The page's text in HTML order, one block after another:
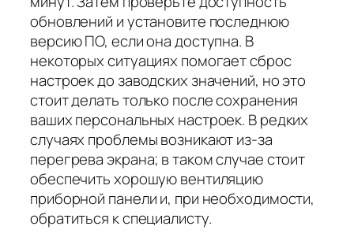
обновлений и установите последнюю
версию ПО, если она доступна. В
некоторых ситуациях помогает сброс
настроек до заводских значений, но это
стоит делать только после сохранения
ваших персональных настроек. В редких
случаях проблемы возникают из-за
перегрева экрана; в таком случае стоит
обеспечить хорошую вентиляцию
приборной панели и, при необходимости,
обратиться к специалисту.